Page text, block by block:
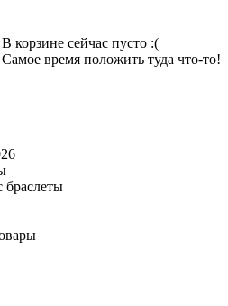
В корзине сейчас пусто :(
Самое время положить туда что-то!